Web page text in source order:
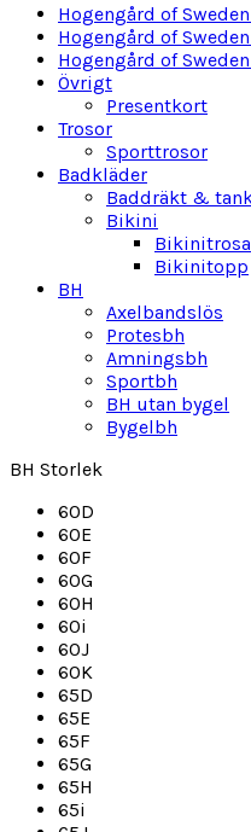
Hogengård of
Hogengård of
Hogengård of
Övrigt
Presentkort
Trosor
Sporttrosor
Badkläder
Baddräkt &
Bikini
Bikinitrosa
Bikinitopp
BH
Axelbandslös
Protesbh
Amningsbh
Sportbh
BH utan bygel
Bygelbh
BH Storlek
60D
60E
60F
60G
60H
60i
60J
60K
65D
65E
65F
65G
65H
65i